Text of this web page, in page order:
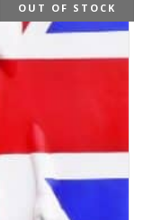
OUT OF STOCK